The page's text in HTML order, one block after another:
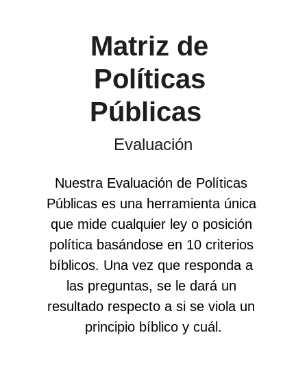
Matriz de
Políticas
Públicas
Evaluación
Nuestra Evaluación de Políticas
Públicas es una herramienta única
que mide cualquier ley o posición
política basándose en 10 criterios
bíblicos. Una vez que responda a
las preguntas, se le dará un
resultado respecto a si se viola un
principio bíblico y cuál.